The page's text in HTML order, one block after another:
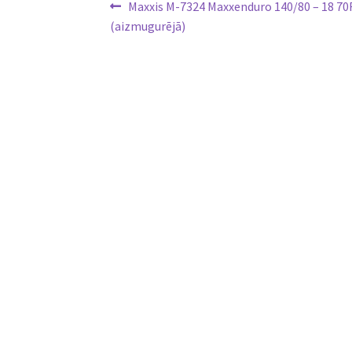
Ziņu
izvēlne
Previous
post:
Maxxis M-7324 Maxxenduro 140/80 – 18
(aizmugurējā)